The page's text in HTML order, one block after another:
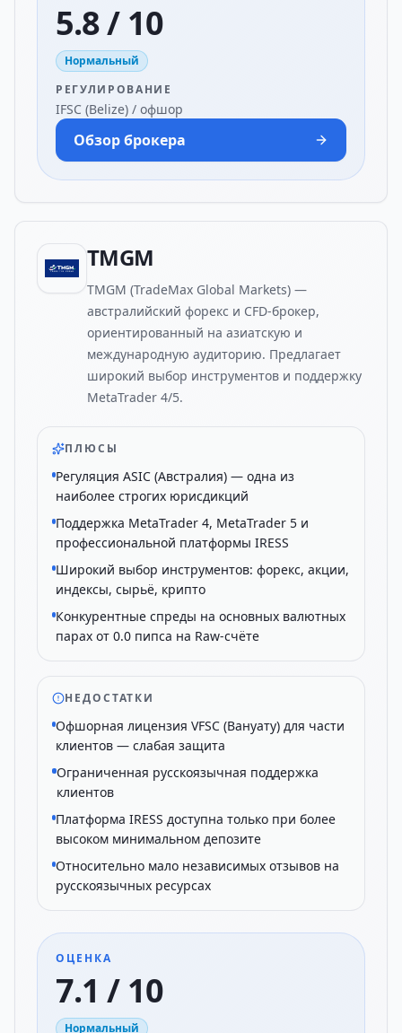
5.8 / 10
Нормальный
РЕГУЛИРОВАНИЕ
IFSC (Belize) / офшор
Обзор брокера
TMGM
TMGM (TradeMax Global Markets) —
австралийский форекс и CFD-брокер,
ориентированный на азиатскую и
международную аудиторию. Предлагает
широкий выбор инструментов и поддержку
MetaTrader 4/5.
ПЛЮСЫ
Регуляция ASIC (Австралия) — одна из
наиболее строгих юрисдикций
Поддержка MetaTrader 4, MetaTrader 5 и
профессиональной платформы IRESS
Широкий выбор инструментов: форекс, акции,
индексы, сырьё, крипто
Конкурентные спреды на основных валютных
парах от 0.0 пипса на Raw-счёте
НЕДОСТАТКИ
Офшорная лицензия VFSC (Вануату) для части
клиентов — слабая защита
Ограниченная русскоязычная поддержка
клиентов
Платформа IRESS доступна только при более
высоком минимальном депозите
Относительно мало независимых отзывов на
русскоязычных ресурсах
ОЦЕНКА
7.1 / 10
Нормальный